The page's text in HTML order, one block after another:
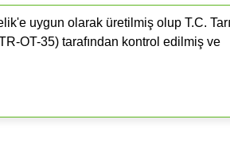
uygun olarak üretilmiş olup T.C.
OT-35) tarafından kontrol edilmiş ve